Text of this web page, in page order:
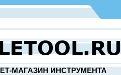
МАГАЗИН ИНСТРУМЕНТА